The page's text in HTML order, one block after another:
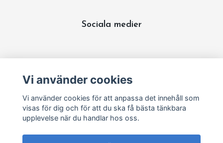
Sociala medier
Vi använder cookies
Vi använder cookies för att anpassa det innehåll som
visas för dig och för att du ska få bästa tänkbara
upplevelse när du handlar hos oss.